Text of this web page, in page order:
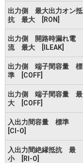
出力側 最大出力オン抵
抗 最大 [RON]
出力側 開路時漏れ電
流 最大 [ILEAK]
出力側 端子間容量 標
準 [COFF]
出力側 端子間容量 最
大 [COFF]
入出力間容量 標準
[CI-O]
入出力間絶縁抵抗 最
小 [RI-O]